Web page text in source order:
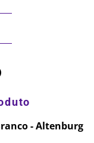
- Altenburg